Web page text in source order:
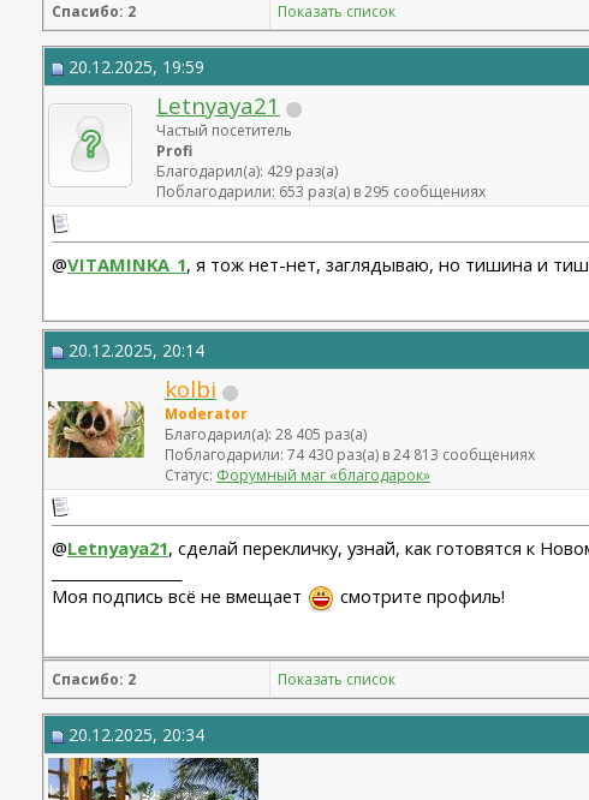
Спасибо: 2 Показать список
20.12.2025, 19:59
Letnyaya21
Частый посетитель
Profi
Благодарил(а): 429 раз(а)
Поблагодарили: 653 раз(а) в 295 сообщениях
@VITAMINKA_1, я тож нет-нет, заглядываю, но тишина и
20.12.2025, 20:14
kolbi
Moderator
Благодарил(а): 28 405 раз(а)
Поблагодарили: 74 430 раз(а) в 24 813 сообщениях
Статус: Форумный маг «благодарок»
@Letnyaya21, сделай перекличку, узнай, как готовятся к
Моя подпись всё не вмещает
смотрите профиль!
Спасибо: 2 Показать список
20.12.2025, 20:34